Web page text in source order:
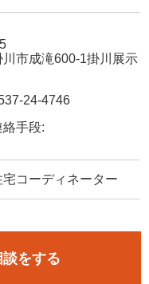
川市成滝600-1掛川展示
24-4746
手段:
宅コーディネーター
をする